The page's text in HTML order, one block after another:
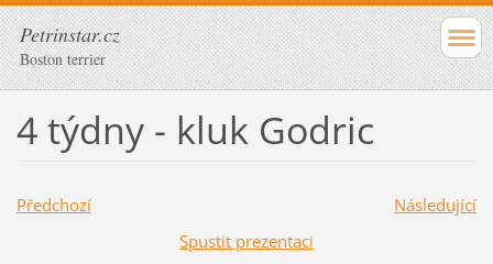
Petrinstar.cz
Boston terrier
4 týdny - kluk Godric
Předchozí
Následující
Spustit prezentaci